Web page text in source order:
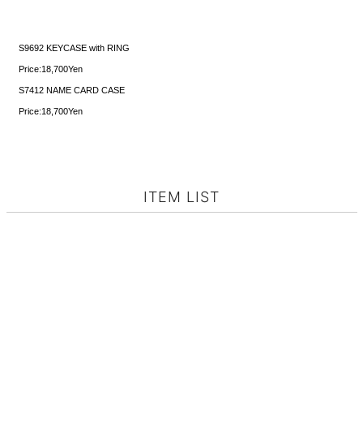
S9692 KEYCASE with RING
Price:18,700Yen
S7412 NAME CARD CASE
Price:18,700Yen
ITEM LIST